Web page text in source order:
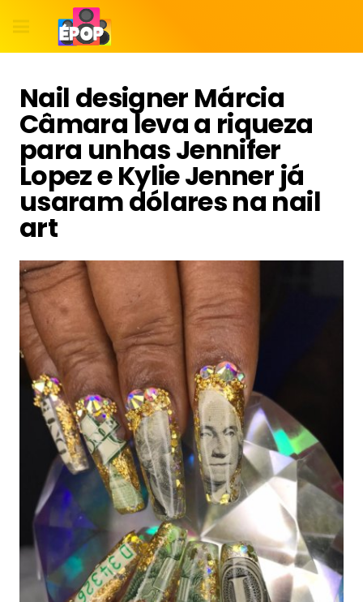
Nail designer Márcia
Câmara leva a riqueza
para unhas Jennifer
Lopez e Kylie Jenner já
usaram dólares na nail
art